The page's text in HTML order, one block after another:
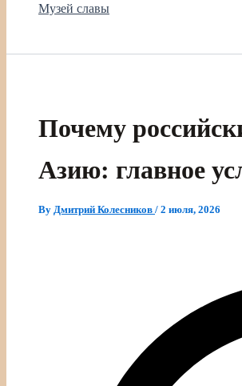
Музей славы
Почему
Азию: главное
By Дмитрий Колесников / 2 июля, 2026